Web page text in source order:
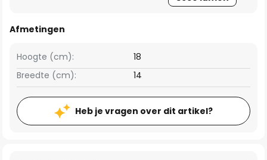
Afmetingen
Breedte (cm): 14
Hoogte (cm): 18
Heb je vragen over dit artikel?